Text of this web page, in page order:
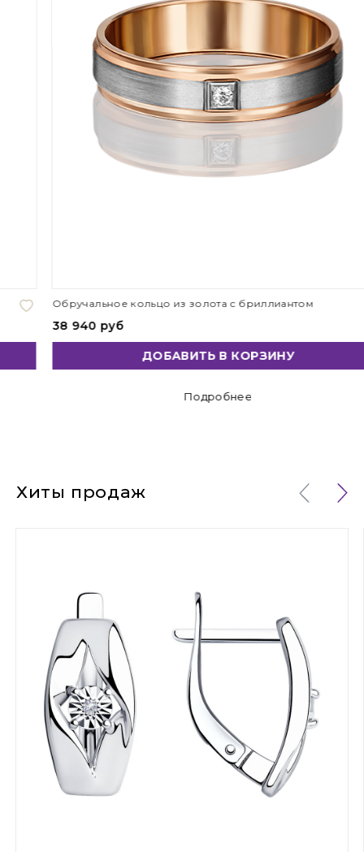
Обручальное кольцо из золота с бриллиантом
38 940 руб
ДОБАВИТЬ В КОРЗИНУ
Подробнее
Хиты продаж